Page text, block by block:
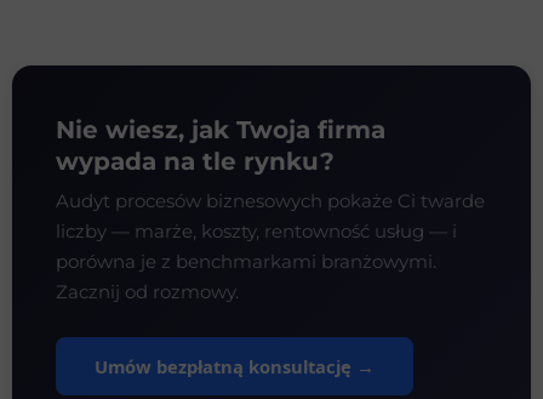
Nie wiesz, jak Twoja firma
wypada na tle rynku?
Audyt procesów biznesowych pokaże Ci twarde
liczby — marże, koszty, rentowność usług — i
porówna je z benchmarkami branżowymi.
Zacznij od rozmowy.
Umów bezpłatną konsultację →